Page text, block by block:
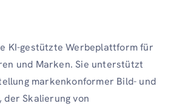
KI-gestützte Werbeplattform für
und Marken. Sie unterstützt
markenkonformer Bild- und
der Skalierung von